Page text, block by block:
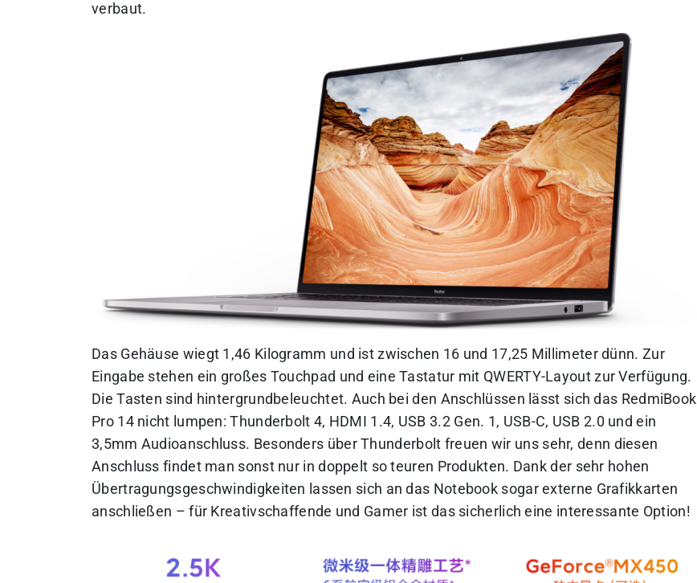
verbaut.
Das Gehäuse wiegt 1,46 Kilogramm und ist zwischen 16 und 17,25 Millimeter dünn. Zur
Eingabe stehen ein großes Touchpad und eine Tastatur mit QWERTY-Layout zur Verfügung.
Die Tasten sind hintergrundbeleuchtet. Auch bei den Anschlüssen lässt sich das RedmiBook
Pro 14 nicht lumpen:Thunderbolt 4, HDMI 1.4, USB 3.2 Gen. 1, USB-C, USB 2.0 und ein
3,5mm Audioanschluss. Besonders über Thunderbolt freuen wir uns sehr, denn diesen
Anschluss findet man sonst nur in doppelt so teuren Produkten. Dank der sehr hohen
Übertragungsgeschwindigkeiten lassen sich an das Notebook sogar externe Grafikkarten
anschließen – für Kreativschaffende und Gamer ist das sicherlich eine interessante Option!